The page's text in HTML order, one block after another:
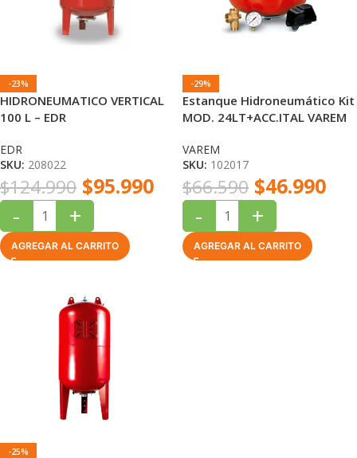
-23%
HIDRONEUMATICO VERTICAL
100 L – EDR
EDR
SKU: 208022
$124.990 $95.990
- +
AGREGAR AL CARRITO
-29%
Estanque Hidroneumático Kit
MOD. 24LT+ACC.ITAL VAREM
VAREM
SKU: 102017
$66.590 $46.990
- +
AGREGAR AL CARRITO
-25%